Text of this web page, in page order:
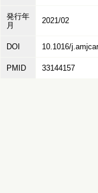
発行年
月
2021/02
DOI 10.1016/
PMID 33144157